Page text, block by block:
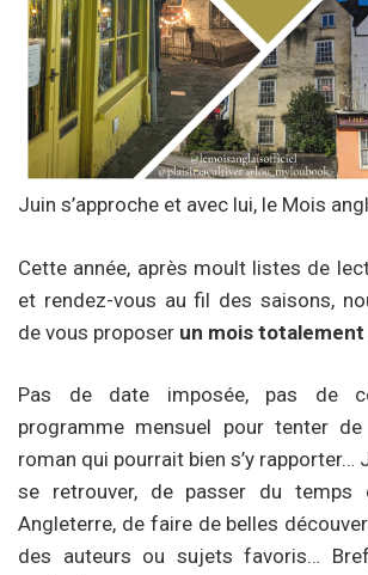
Juin s’approche et avec lui, le Mois
Cette année, après moult listes de
et rendez-vous au fil des saisons,
de vous proposer un mois totalement
Pas de date imposée, pas de
programme mensuel pour tenter
roman qui pourrait bien s’y rapporter…
se retrouver, de passer du temps
Angleterre, de faire de belles
des auteurs ou sujets favoris…